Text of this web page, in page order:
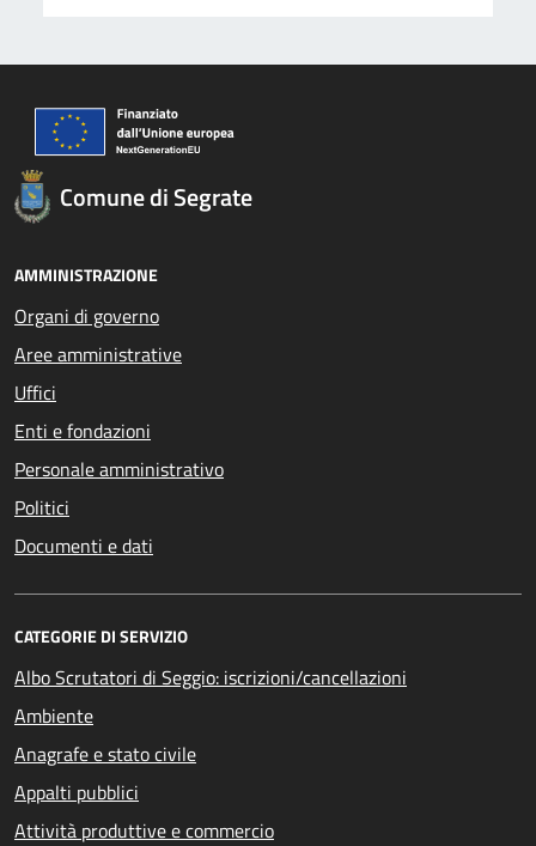
Comune di Segrate
AMMINISTRAZIONE
Organi di governo
Aree amministrative
Uffici
Enti e fondazioni
Personale amministrativo
Politici
Documenti e dati
CATEGORIE DI SERVIZIO
Albo Scrutatori di Seggio: iscrizioni/cancellazioni
Ambiente
Anagrafe e stato civile
Appalti pubblici
Attività produttive e commercio